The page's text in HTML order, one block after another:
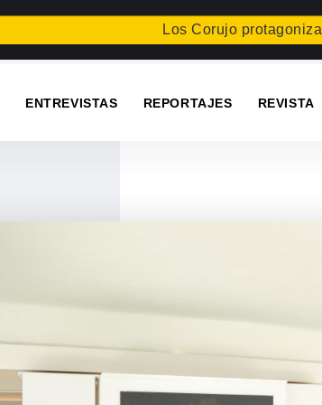
Los Corujo protagonizan una
ENTREVISTAS REPORTAJES REVISTA